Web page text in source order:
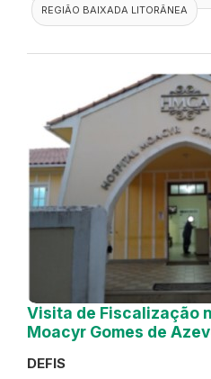
REGIÃO BAIXADA LITORÂNEA
Visita de Fiscalização
Moacyr Gomes de
DEFIS